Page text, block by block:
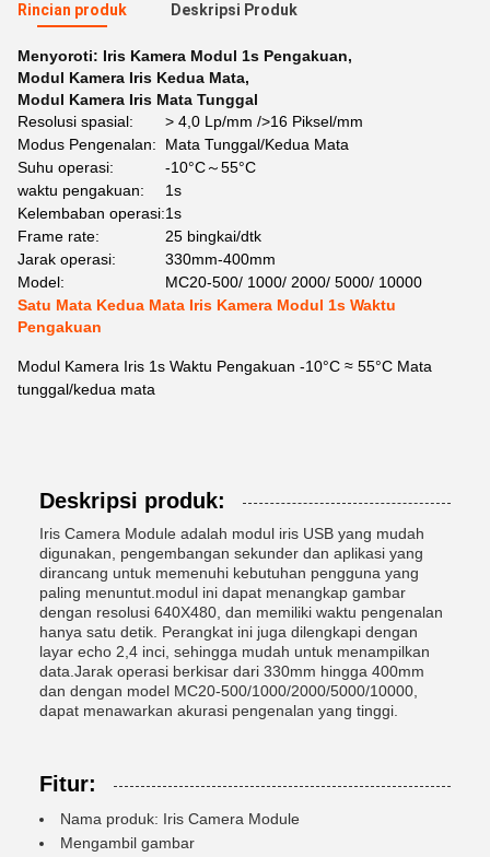
Rincian produk Deskripsi Produk
Menyoroti: Iris Kamera Modul 1s Pengakuan,
Modul Kamera Iris Kedua Mata,
Modul Kamera Iris Mata Tunggal
Resolusi spasial:
> 4,0 Lp/mm />16 Piksel/mm
Modus Pengenalan:
Mata Tunggal/Kedua Mata
Suhu operasi:
-10°C～55°C
waktu pengakuan:
1s
Kelembaban operasi:1s
Frame rate:
25 bingkai/dtk
Jarak operasi:
330mm-400mm
Model:
MC20-500/ 1000/ 2000/ 5000/ 10000
Satu Mata Kedua Mata Iris Kamera Modul 1s Waktu
Pengakuan
Modul Kamera Iris 1s Waktu Pengakuan -10°C ≈ 55°C Mata
tunggal/kedua mata
Deskripsi produk:
Iris Camera Module adalah modul iris USB yang mudah
digunakan, pengembangan sekunder dan aplikasi yang
dirancang untuk memenuhi kebutuhan pengguna yang
paling menuntut.modul ini dapat menangkap gambar
dengan resolusi 640X480, dan memiliki waktu pengenalan
hanya satu detik. Perangkat ini juga dilengkapi dengan
layar echo 2,4 inci, sehingga mudah untuk menampilkan
data.Jarak operasi berkisar dari 330mm hingga 400mm
dan dengan model MC20-500/1000/2000/5000/10000,
dapat menawarkan akurasi pengenalan yang tinggi.
Fitur:
Nama produk: Iris Camera Module
Mengambil gambar